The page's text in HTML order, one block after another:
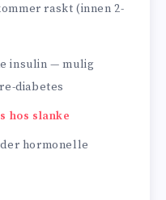
raskt (innen 2-
insulin — mulig
diabetes
hos slanke
hormonelle